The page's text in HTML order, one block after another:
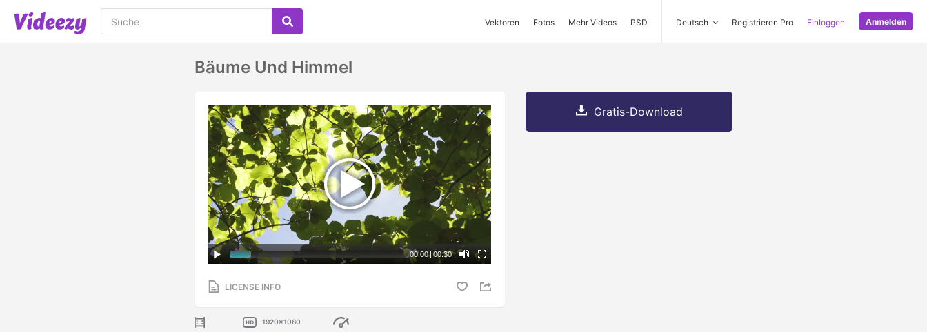
Vektoren Fotos Mehr Videos PSD Deutsch Registrieren Pro Einloggen Anmelden
Bäume Und Himmel
00:00| 00:30
LICENSE INFO
1920x1080
Gratis-Download